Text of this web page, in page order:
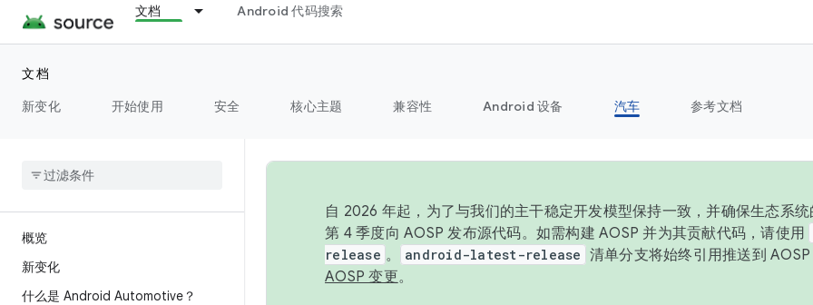
文档 Android 代码搜索
文档
新变化
开始使用 安全 核心主题 兼容性 Android 设备 汽车 参考文档
概览
新变化
什么是 Android Automotive？
自 2026 年起，为了与我们的主干稳定开发模型保持一致，并确保生态系
第 4 季度向 AOSP 发布源代码。如需构建 AOSP 并为其贡献代码，请使用
release 。 android-latest-release 清单分支将始终引用推送到
AOSP 变更。